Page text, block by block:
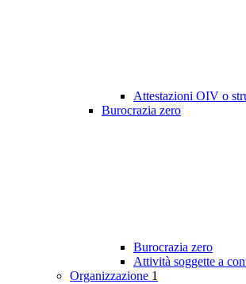
Attestazioni OIV o
Burocrazia zero
Burocrazia zero
Attività soggette a
Organizzazione 1